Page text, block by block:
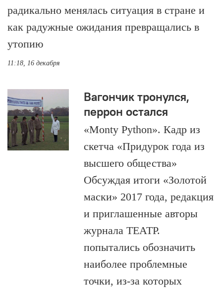
радикально менялась ситуация в стране и
как радужные ожидания превращались в
утопию
11:18, 16 декабря
Вагончик тронулся,
перрон остался
«Monty Python». Кадр из
скетча «Придурок года из
высшего общества»
Обсуждая итоги «Золотой
маски» 2017 года, редакция
и приглашенные авторы
журнала ТЕАТР.
попытались обозначить
наиболее проблемные
точки, из-за которых